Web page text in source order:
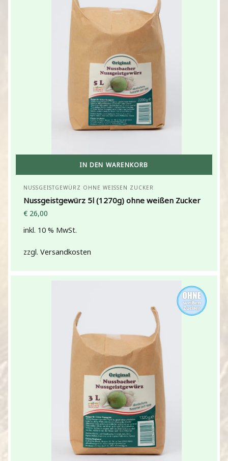
IN DEN WARENKORB
NUSSGEISTGEWÜRZ OHNE WEISSEN ZUCKER
Nussgeistgewürz 5l (1270g) ohne weißen Zucker
€ 26,00
inkl. 10 % MwSt.
zzgl.Versandkosten